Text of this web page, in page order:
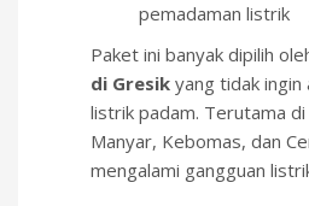
pemadaman listrik
Paket ini banyak dipilih
di Gresik yang tidak
listrik padam. Terutama
Manyar, Kebomas, dan
mengalami gangguan